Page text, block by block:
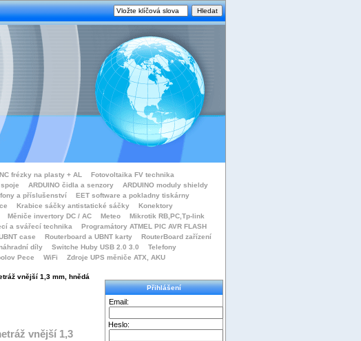
frézky na plasty + AL
Fotovoltaika FV technika
ARDUINO čidla a senzory
ARDUINO moduly shieldy
a příslušenství
EET software a pokladny tiskárny
Krabice sáčky antistatické sáčky
Konektory
Měniče invertory DC / AC Meteo
Mikrotik RB,PC,Tp-link
a svářecí technika
Programátory ATMEL PIC AVR FLASH
case Routerboard a UBNT karty
RouterBoard zařízení
díly Switche Huby USB 2.0 3.0
Telefony
Pece WiFi Zdroje UPS měniče ATX, AKU
vnější 1,3 mm, hnědá
vnější 1,3
Přihlášení
Email:
Heslo: